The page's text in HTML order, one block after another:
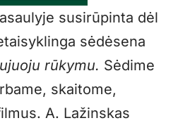
susirūpinta dėl
sėdėsena
rūkymu. Sėdime
skaitome,
A. Lažinskas